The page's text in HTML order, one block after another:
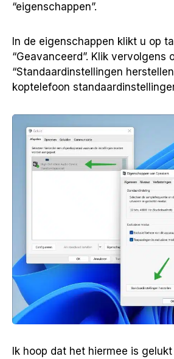
“eigenschappen”.
In de eigenschappen klikt u op
“Geavanceerd”. Klik vervolgens
“Standaardinstellingen
koptelefoon
Ik hoop dat het hiermee is